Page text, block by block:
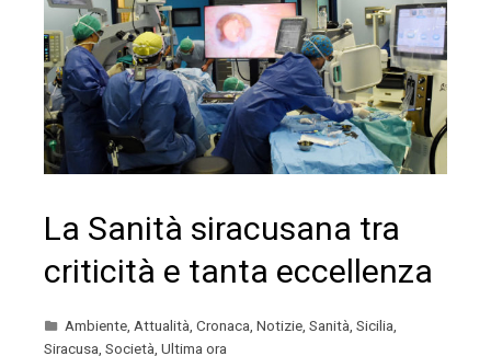
La Sanità siracusana tra
criticità e tanta eccellenza
Ambiente, Attualità, Cronaca, Notizie, Sanità, Sicilia,
Siracusa, Società, Ultima ora